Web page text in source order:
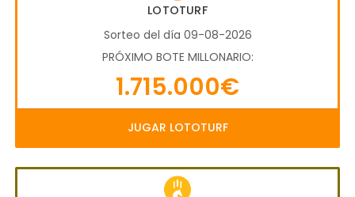
LOTOTURF
Sorteo del día 09-08-2026
PRÓXIMO BOTE MILLONARIO:
1.715.000€
JUGAR LOTOTURF